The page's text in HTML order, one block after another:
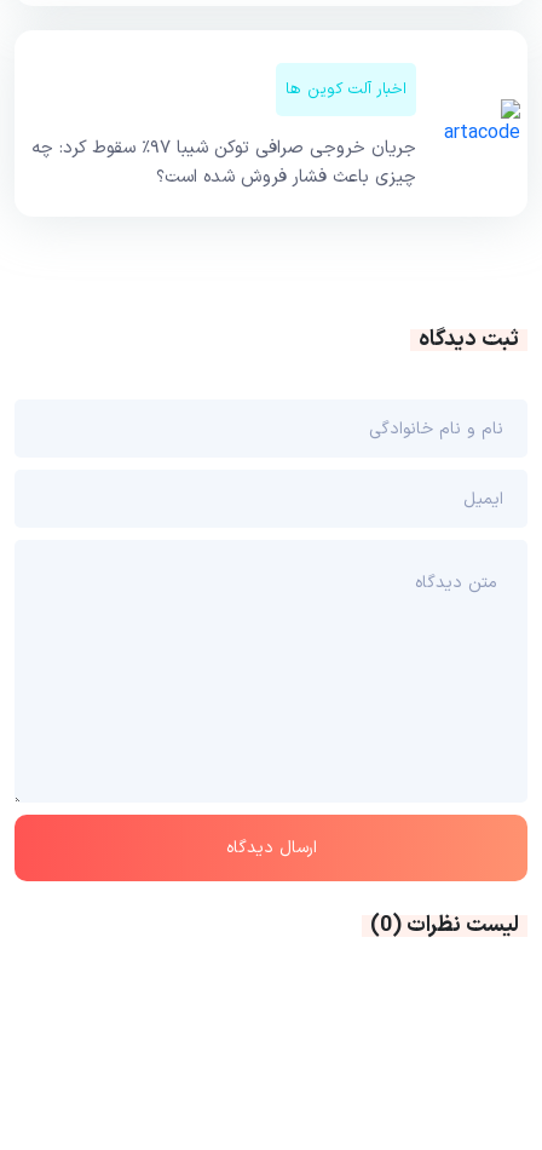
اخبار آلت کوین ها
جریان خروجی صرافی توکن شیبا ۹۷٪ سقوط کرد: چه
چیزی باعث فشار فروش شده است؟
ثبت دیدگاه
لیست نظرات(0)